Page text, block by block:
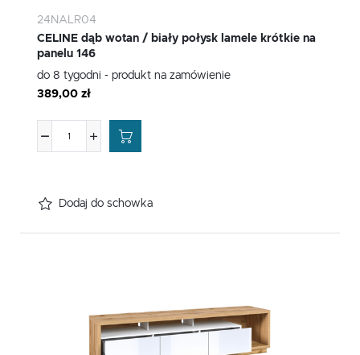
24NALR04
CELINE dąb wotan / biały połysk lamele krótkie na
panelu 146
do 8 tygodni - produkt na zamówienie
389,00 zł
Dodaj do schowka